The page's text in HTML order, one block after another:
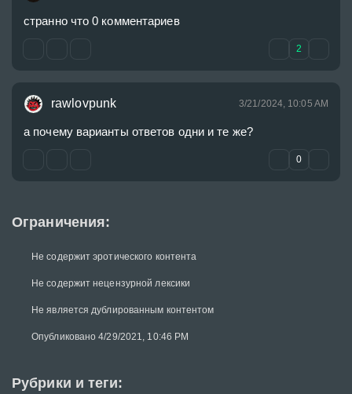
Ограничения:
Не содержит эротического контента
Не содержит нецензурной лексики
Не является дублированным контентом
Опубликовано 4/29/2021, 10:46 PM
Рубрики и теги:
странно что 0 комментариев
2
rawlovpunk 3/21/2024, 10:05 AM
а почему варианты ответов одни и те же?
0